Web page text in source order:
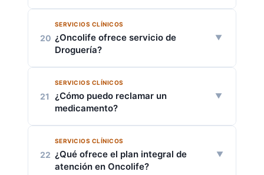
Radiología
Hospitalización
Unidad de Cuidados Intermedios
Cirugía
Farmacia
Referencia y contrarreferencia
Laboratorio de patología
Gastroenterología
Consulta externa especializada
Sala de quimioterapia
Servicio farmacéutico ambulatorio
Ecografía
Ambulancia
20
SERVICIOS CLÍNICOS
¿Oncolife ofrece servicio de
Droguería?
Sí. Contamos con una
Bogotá de dispensación de
medicamentos
#103B – 87.
Adicionalmente, las sedes de Zipaquirá,
Villavicencio, 104, Floresta y Calle 27
21
SERVICIOS CLÍNICOS
¿Cómo puedo reclamar un
medicamento?
Debes contar con la
actualizada donde se describa el
medicamento y su dosis.
22
SERVICIOS CLÍNICOS
¿Qué ofrece el plan integral de
atención en Oncolife?